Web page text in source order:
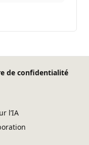
de confidentialité
l’IA